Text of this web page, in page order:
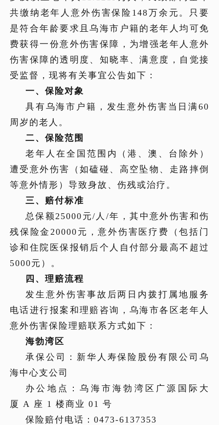
共缴纳老年人意外伤害保险 148万余 元。只要
是符合年龄要求且乌海市户籍的老年人均可免
费获得一份意外伤害保障 ，为增强老年人意外
伤害保障的透明度、知晓率、满意度，自觉接
受监督，现将有关事宜公告如下：
一、 保险对象
具有乌海市户籍，发生意外伤害当日满60
周岁的老人。
二、 保险范围
老年人在全国范围内（港、澳、台除外）
遭受意外伤害（如磕碰、高空坠物、走路摔倒
等意外情形）导致身故、伤残或治疗。
三、 赔付标准
总保额25000 元/ 人 /年，其中意外伤害和伤
残保险金20000 元，意外伤害医疗费（包括门
诊和住院医保报销后个人自付部分最高不超过
5000元）。
四、理赔流程
发生意外伤害事故后两日内拨打属地服务
电话进行报案和理赔咨询，乌海市各 区老年人
意外伤害保险理赔联系方式如下：
海勃湾区
承保公司：新华人寿保险股份有限公司乌
海中心支公司
办公地点：乌海市海勃湾区广源国际大
厦 A 座 1 楼商业 01 号
保险赔付电话： 0473-6137353